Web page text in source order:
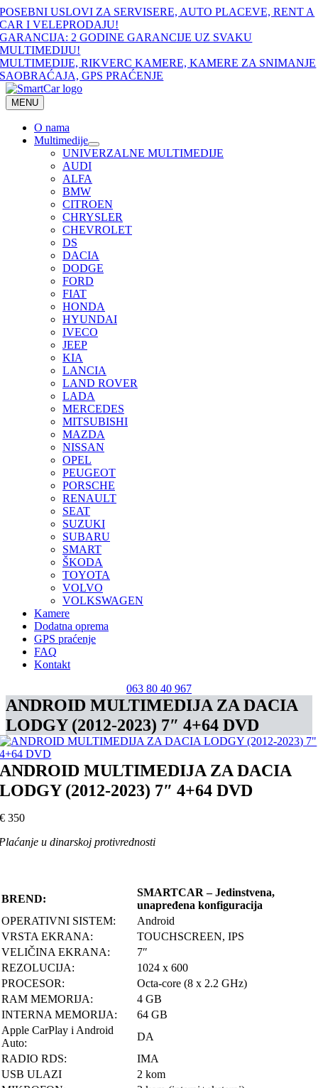
Skip
to
content
POSEBNI USLOVI ZA SERVISERE, AUTO PLACEVE, RENT A
CAR I VELEPRODAJU!
GARANCIJA: 2 GODINE GARANCIJE UZ SVAKU
MULTIMEDIJU!
MULTIMEDIJE, RIKVERC KAMERE, KAMERE ZA SNIMANJE
SAOBRAĆAJA, GPS PRAĆENJE
MENU
O nama
Multimedije
UNIVERZALNE MULTIMEDIJE
AUDI
ALFA
BMW
CITROEN
CHRYSLER
CHEVROLET
DS
DACIA
DODGE
FORD
FIAT
HONDA
HYUNDAI
IVECO
JEEP
KIA
LANCIA
LAND ROVER
LADA
MERCEDES
MITSUBISHI
MAZDA
NISSAN
OPEL
PEUGEOT
PORSCHE
RENAULT
SEAT
SUZUKI
SUBARU
SMART
ŠKODA
TOYOTA
VOLVO
VOLKSWAGEN
Kamere
Dodatna oprema
GPS praćenje
FAQ
Kontakt
063 80 40 967
ANDROID MULTIMEDIJA ZA DACIA
LODGY (2012-2023) 7″ 4+64 DVD
ANDROID MULTIMEDIJA ZA DACIA
LODGY (2012-2023) 7″ 4+64 DVD
€ 350
u dinarskoj protivrednosti
BREND:
SMARTCAR – Jedinstvena,
unapređena konfiguracija
OPERATIVNI SISTEM:
Android
VRSTA EKRANA:
TOUCHSCREEN, IPS
VELIČINA EKRANA:
7″
REZOLUCIJA:
1024 x 600
PROCESOR:
Octa-core (8 x 2.2 GHz)
RAM MEMORIJA:
4 GB
INTERNA MEMORIJA:
64 GB
Apple CarPlay i Android
Auto:
DA
RADIO RDS:
IMA
USB ULAZI
2 kom